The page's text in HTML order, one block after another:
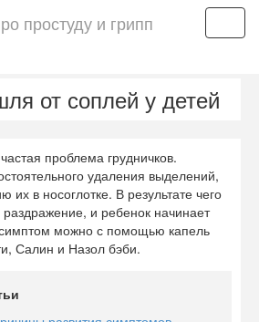
от соплей у детей
проблема грудничков.
удаления выделений,
их в носоглотке. В результате чего
и ребенок начинает
симптом можно с помощью капель
Салин и Назол бэби.